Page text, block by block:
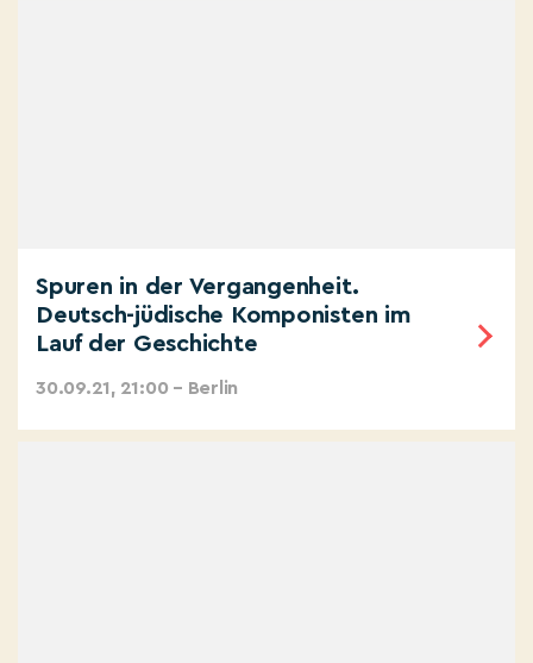
Spuren in der Vergangenheit.
Deutsch-jüdische Komponisten im
Lauf der Geschichte
30.09.21, 21:00 – Berlin